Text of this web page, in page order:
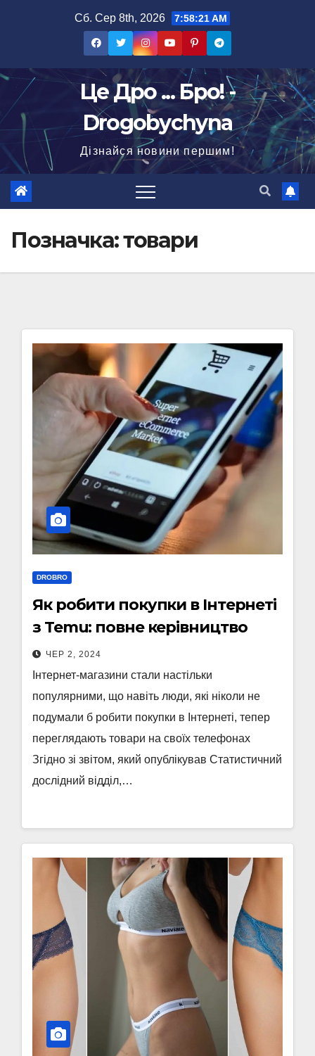
Сб. Сер 8th, 2026 7:58:22 AM
Це Дро ... Бро! -
Drogobychyna
Дізнайся новини першим!
Позначка:товари
DROBRO
Як робити покупки в Інтернеті
з Temu: повне керівництво
ЧЕР 2, 2024
Інтернет-магазини стали настільки
популярними, що навіть люди, які ніколи не
подумали б робити покупки в Інтернеті, тепер
переглядають товари на своїх телефонах
Згідно зі звітом, який опублікував Статистичний
дослідний відділ,…